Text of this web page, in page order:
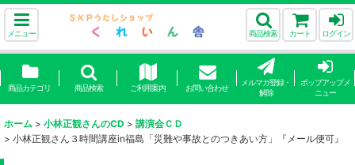
メニュー 商品検索 カート ログイン
商品カテゴリ 商品検索 ご利用案内 お問い合わせ
メルマガ登録・
解除
ポップアップメ
ニュー
ホーム > 小林正観さんのCD > 講演会ＣＤ
> 小林正観さん３時間講座in福島「災難や事故とのつきあい方」『メール便可』